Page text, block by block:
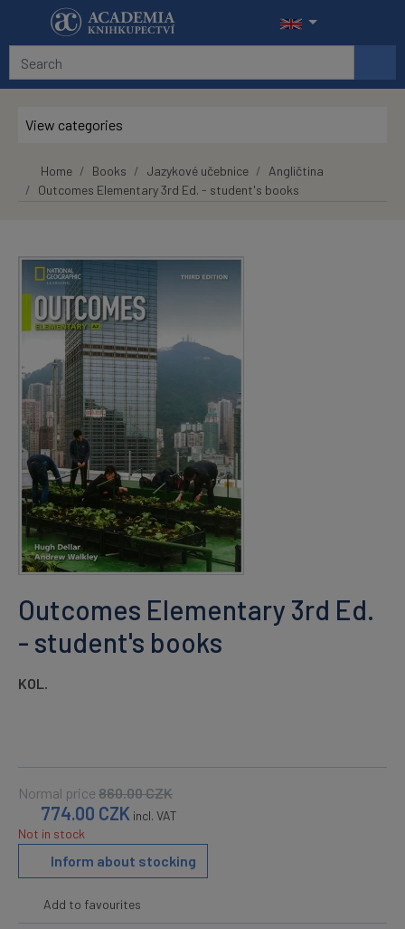
Skip to main content
View categories
Home Books Jazykové učebnice
Angličtina
Outcomes Elementary 3rd Ed. - student's books
Outcomes Elementary 3rd Ed.
- student's books
KOL.
Normal price 860.00CZK
774.00 CZK incl. VAT
Not in stock
Inform about stocking
Add to favourites